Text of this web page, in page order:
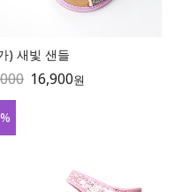
) 새빛 샌들
16,900원
%